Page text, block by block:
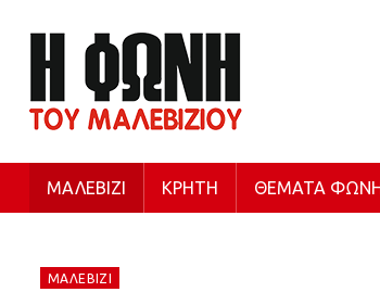
ΜΑΛΕΒΊΖΙ ΚΡΉΤΗ ΘΈΜΑΤΑ
ΜΑΛΕΒΊΖΙ